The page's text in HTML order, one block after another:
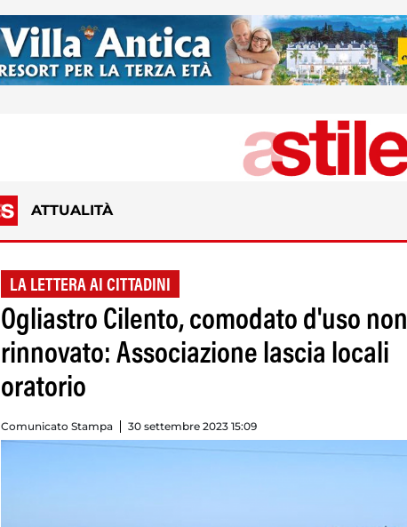
ATTUALITÀ
LA LETTERA AI CITTADINI
Ogliastro Cilento, comodato d'uso non
rinnovato: Associazione lascia locali
oratorio
Comunicato Stampa 30 settembre 2023 15:09